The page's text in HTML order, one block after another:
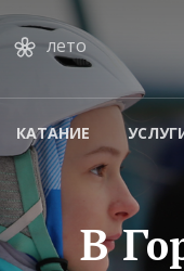
лето
КАТАНИЕ
В